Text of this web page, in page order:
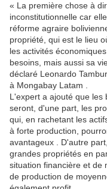
« La première chose à
inconstitutionnelle car
réforme agraire
propriété, qui est le lieu
les activités
besoins, mais aussi sa
déclaré Leonardo
à Mongabay Latam .
L'expert a ajouté que les
seront, d'une part, les
qui, en rachetant les
à forte production,
avantageux . D'autre
grandes propriétés en
situation financière et de
de production de